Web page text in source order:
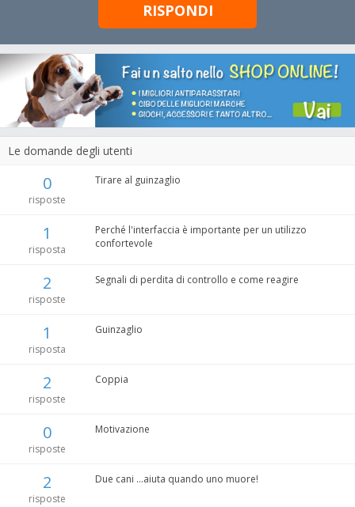
RISPONDI
Le domande degli utenti
0
risposte
Tirare al guinzaglio
1
risposta
Perché l'interfaccia è importante per un utilizzo
confortevole
2
risposte
Segnali di perdita di controllo e come reagire
1
risposta
Guinzaglio
2
risposte
Coppia
0
risposte
Motivazione
2
risposte
Due cani ...aiuta quando uno muore!